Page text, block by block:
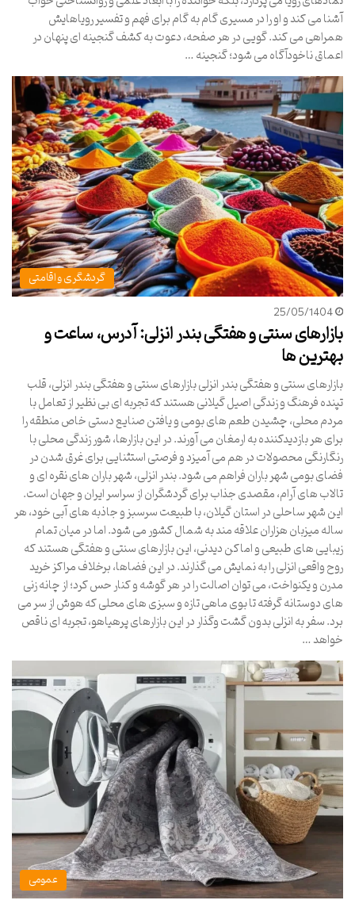
آشنا می کند و او را در مسیری گام به گام برای فهم و تفسیر رویاهایش
همراهی می کند. گویی در هر صفحه، دعوت به کشف گنجینه ای پنهان در
اعماق ناخودآگاه می شود؛ گنجینه …
گردشگری و اقامتی
25/05/1404
بازارهای سنتی و هفتگی بندر انزلی: آدرس، ساعت و
بهترین ها
بازارهای سنتی و هفتگی بندر انزلی بازارهای سنتی و هفتگی بندر انزلی، قلب
تپنده فرهنگ و زندگی اصیل گیلانی هستند که تجربه ای بی نظیر از تعامل با
مردم محلی، چشیدن طعم های بومی و یافتن صنایع دستی خاص منطقه را
برای هر بازدیدکننده به ارمغان می آورند. در این بازارها، شور زندگی محلی با
رنگارنگی محصولات در هم می آمیزد و فرصتی استثنایی برای غرق شدن در
فضای بومی شهر باران فراهم می شود. بندر انزلی، شهر باران های نقره ای و
تالاب های آرام، مقصدی جذاب برای گردشگران از سراسر ایران و جهان است.
این شهر ساحلی در استان گیلان، با طبیعت سرسبز و جاذبه های آبی خود، هر
ساله میزبان هزاران علاقه مند به شمال کشور می شود. اما در میان تمام
زیبایی های طبیعی و اماکن دیدنی، این بازارهای سنتی و هفتگی هستند که
روح واقعی انزلی را به نمایش می گذارند. در این فضاها، برخلاف مراکز خرید
مدرن و یکنواخت، می توان اصالت را در هر گوشه و کنار حس کرد؛ از چانه زنی
های دوستانه گرفته تا بوی ماهی تازه و سبزی های محلی که هوش از سر می
برد. سفر به انزلی بدون گشت وگذار در این بازارهای پرهیاهو، تجربه ای ناقص
خواهد …
عمومی